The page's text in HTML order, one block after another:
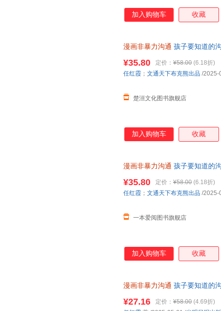
加入购物车 收藏
漫画非暴力沟通 孩子要知道的
¥35.80 定价： ¥58.00 (6.18折)
楚洹文化图书旗舰店
任红霞 ； 文通天下布克熊出品 /2025-
加入购物车 收藏
漫画非暴力沟通 孩子要知道的
¥35.80 定价： ¥58.00 (6.18折)
一本爱阅图书旗舰店
任红霞 ； 文通天下布克熊出品 /2025-
加入购物车 收藏
漫画非暴力沟通 孩子要知道的
¥27.16 定价： ¥58.00 (4.69折)